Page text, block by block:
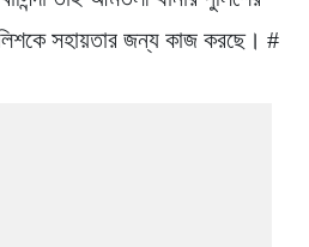
সহায়তার জন্য কাজ করছে। #